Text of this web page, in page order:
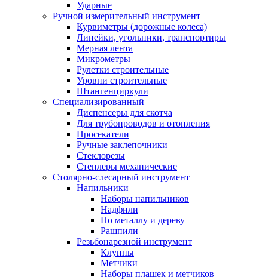
Ударные
Ручной измерительный инструмент
Курвиметры (дорожные колеса)
Линейки, угольники, транспортиры
Мерная лента
Микрометры
Рулетки строительные
Уровни строительные
Штангенциркули
Специализированный
Диспенсеры для скотча
Для трубопроводов и отопления
Просекатели
Ручные заклепочники
Стеклорезы
Степлеры механические
Столярно-слесарный инструмент
Напильники
Наборы напильников
Надфили
По металлу и дереву
Рашпили
Резьбонарезной инструмент
Клуппы
Метчики
Наборы плашек и метчиков